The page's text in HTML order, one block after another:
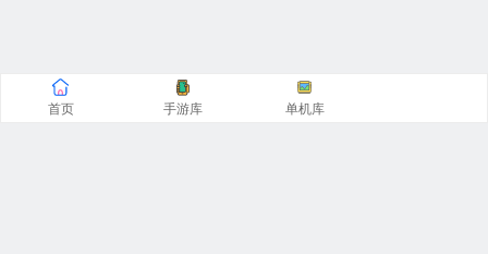
首页 手游库 单机库